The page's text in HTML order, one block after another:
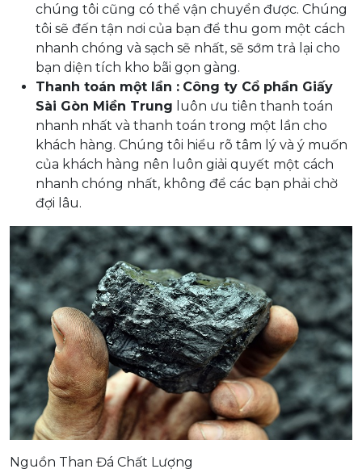
chúng tôi cũng có thể vận chuyển được. Chúng
tôi sẽ đến tận nơi của bạn để thu gom một cách
nhanh chóng và sạch sẽ nhất, sẽ sớm trả lại cho
bạn diện tích kho bãi gọn gàng.
Thanh toán một lần : Công ty Cổ phần Giấy
Sài Gòn Miền Trung luôn ưu tiên thanh toán
nhanh nhất và thanh toán trong một lần cho
khách hàng. Chúng tôi hiểu rõ tâm lý và ý muốn
của khách hàng nên luôn giải quyết một cách
nhanh chóng nhất, không để các bạn phải chờ
đợi lâu.
Nguồn Than Đá Chất Lượng